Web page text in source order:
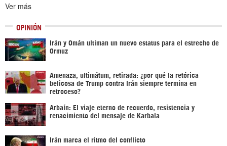
Ver más
OPINIÓN
Irán y Omán ultiman un nuevo estatus para el estrecho de
Ormuz
Amenaza, ultimátum, retirada: ¿por qué la retórica
belicosa de Trump contra Irán siempre termina en
retroceso?
Arbaín: El viaje eterno de recuerdo, resistencia y
renacimiento del mensaje de Karbala
Irán marca el ritmo del conflicto